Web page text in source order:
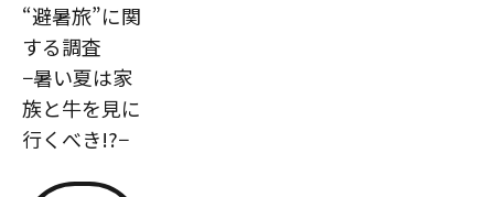
“避暑旅”に関
する調査
−暑い夏は家
族と牛を見に
行くべき!?−